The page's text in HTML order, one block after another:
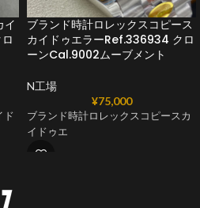
イ
ド
ブランド時計ロレックスコピース
カイドゥエラーRef.336934 クロ
ーンCal.9002ムーブメント
N工場
¥75,000
ブランド時計ロレックスコピースカ
イドゥエ